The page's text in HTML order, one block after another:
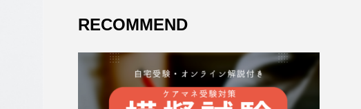
RECOMMEND